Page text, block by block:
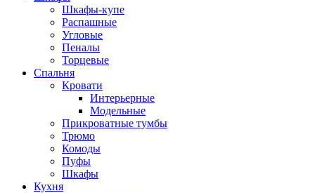
Шкафы-купе
Распашные
Угловые
Пеналы
Торцевые
Спальня
Кровати
Интерьерные
Модельные
Прикроватные тумбы
Трюмо
Комоды
Пуфы
Шкафы
Кухня